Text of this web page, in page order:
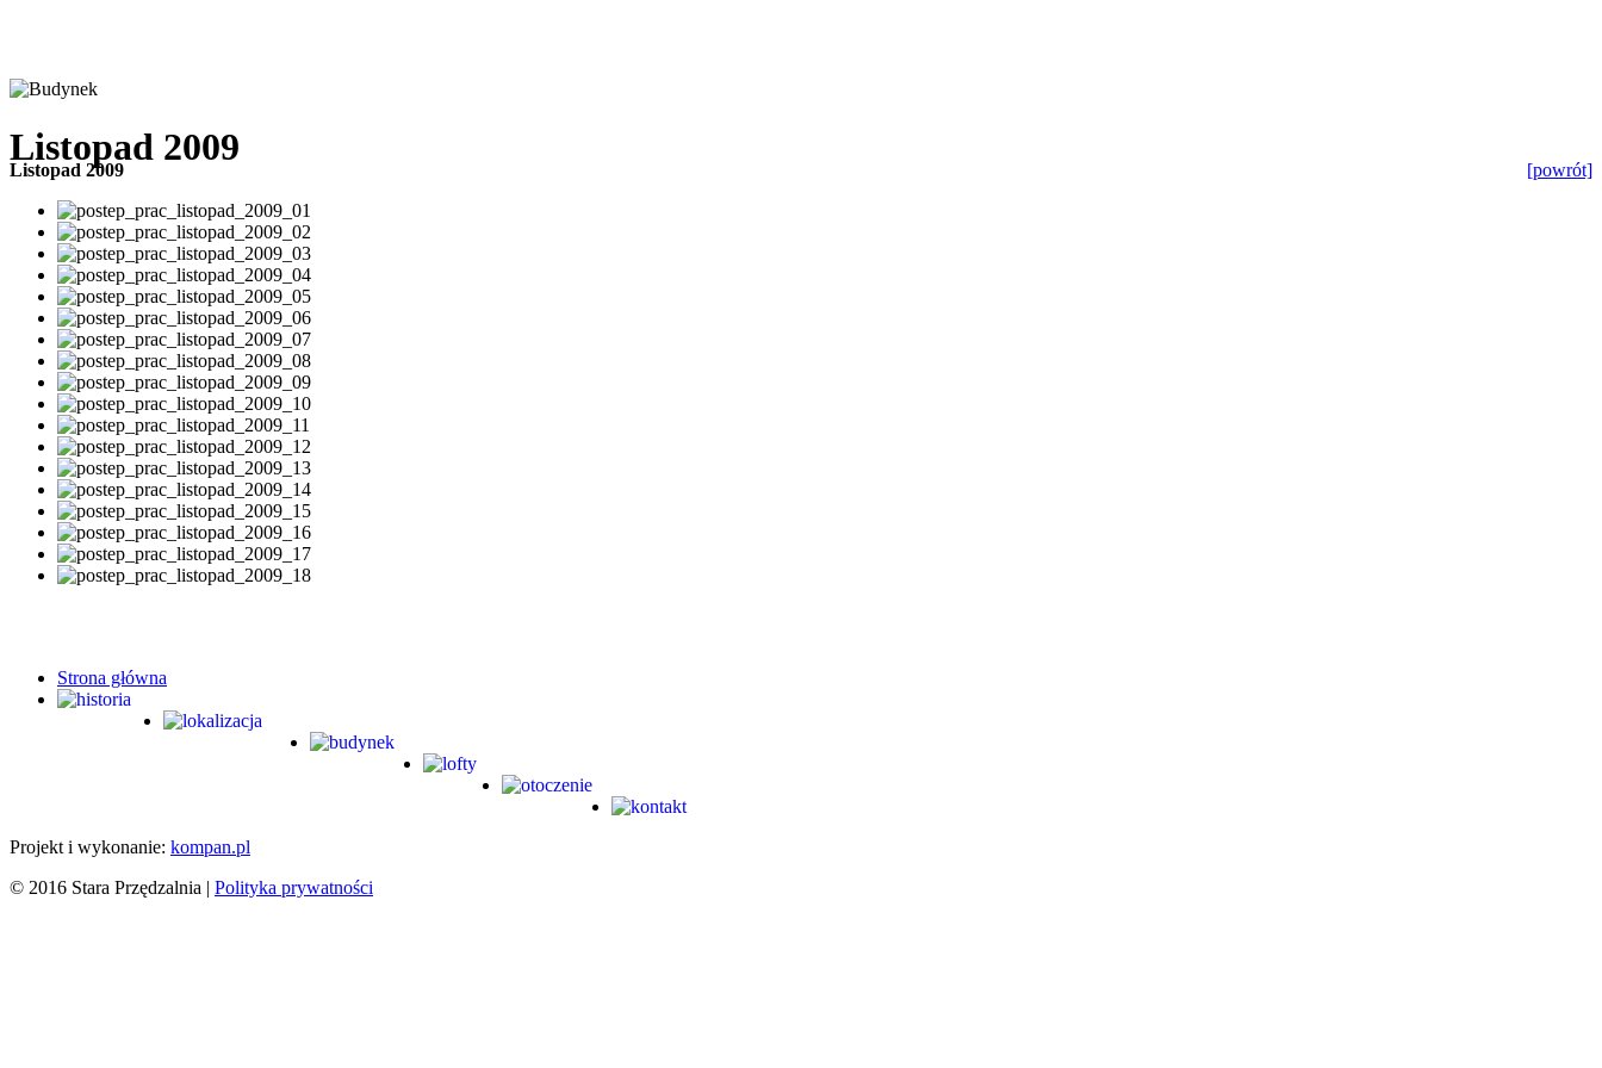
Listopad 2009
Listopad 2009 [powrót]
Strona główna
Projekt i wykonanie: kompan.pl
© 2016 Stara Przędzalnia | Polityka prywatności